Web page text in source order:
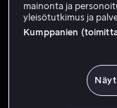
Ostetuimmat
mainonta ja
yleisötutkimus ja
Kumppanien